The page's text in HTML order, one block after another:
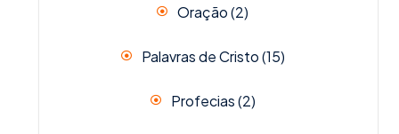
Oração(2)
Palavras de Cristo(15)
Profecias(2)